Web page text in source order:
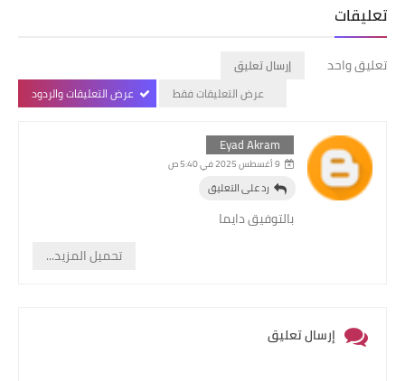
تعليقات
تعليق واحد
إرسال تعليق
عرض التعليقات فقط
عرض التعليقات والردود
Eyad Akram
9 أغسطس 2025 في 5:40 ص
بالتوفيق دايما
رد على التعليق
تحميل المزيد...
إرسال تعليق